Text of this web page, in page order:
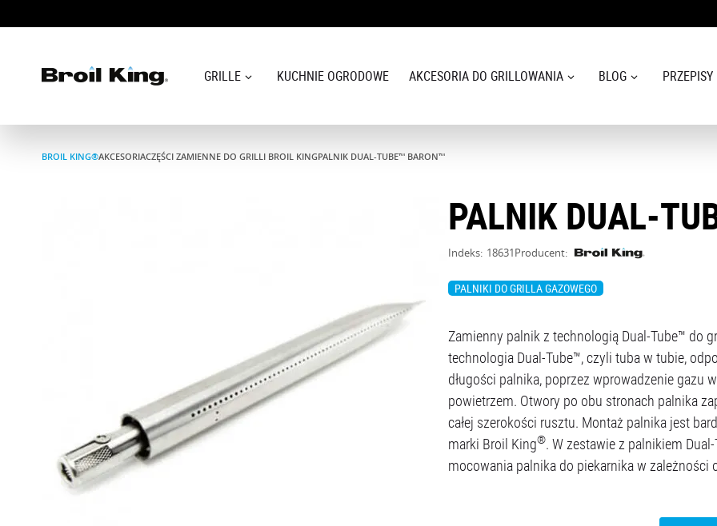
WSPARCIE
O NAS
GRILLE KUCHNIE OGRODOWE AKCESORIA DO GRILLOWANIA BLOG PRZEPISY
BROIL KING®AKCESORIACZĘŚCI ZAMIENNE DO GRILLI BROIL KINGPALNIK DUAL-TUBE™ BARON™
PALNIK DUAL-
Indeks: 18631Producent:
PALNIKI DO GRILLA GAZOWEGO
Zamienny palnik z technologią Dual-Tube™ do
technologia Dual-Tube™, czyli tuba w tubie,
długości palnika, poprzez wprowadzenie
powietrzem. Otwory po obu stronach palnika
całej szerokości rusztu. Montaż palnika jest
marki Broil King®. W zestawie z palnikiem
mocowania palnika do piekarnika w